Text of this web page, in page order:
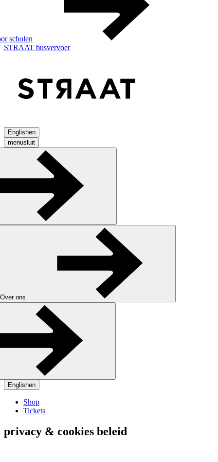
scholen
STRAAT busvervoer
Englishen
menusluit
Over ons
Englishen
Shop
Tickets
privacy & cookies beleid